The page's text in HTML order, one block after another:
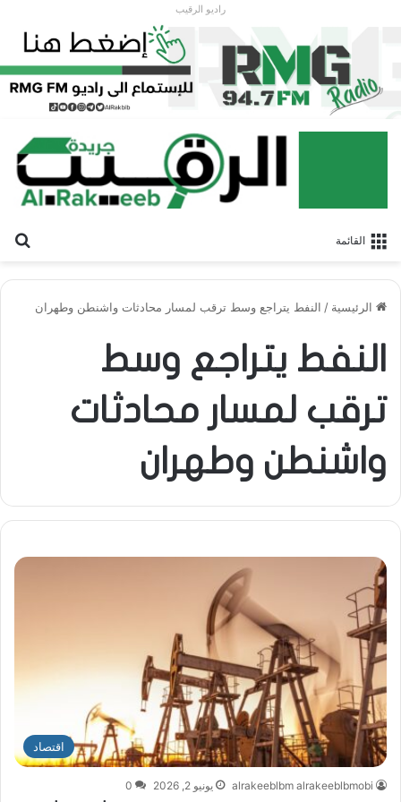
راديو الرقيب
القائمة
الرئيسية / النفط يتراجع وسط ترقب لمسار محادثات واشنطن وطهران
النفط يتراجع وسط
ترقب لمسار محادثات
واشنطن وطهران
اقتصاد
alrakeeblbm alrakeeblbmobi يونيو 2, 2026 0